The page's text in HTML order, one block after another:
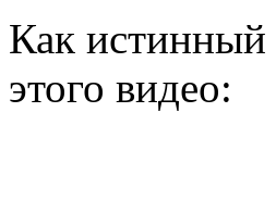
Как истинный
этого видео: